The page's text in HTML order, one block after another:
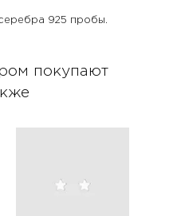
925 пробы.
покупают